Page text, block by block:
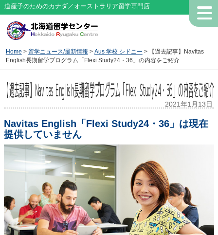
道産子のためのカナダ／オーストラリア留学専門店
Home > 留学ニュース/最新情報 > Aus 学校 シドニー > 【過去記事】Navitas
English長期留学プログラム「Flexi Study24・36」の内容をご紹介
【過去記事】Navitas English長期留学プログラム「Flexi Study24・36」の内容をご紹介
2021年1月13日
Navitas English「Flexi Study24・36」は現在
提供していません